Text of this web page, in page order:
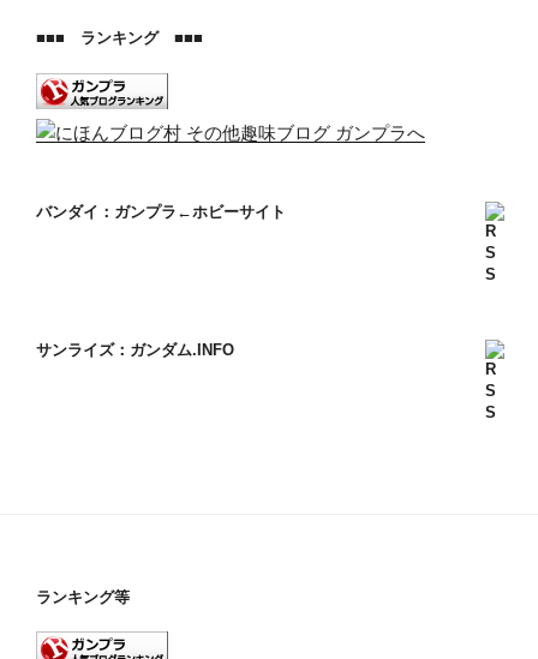
■■■ ランキング ■■■
バンダイ：ガンプラ←ホビーサイト
サンライズ：ガンダム.INFO
ランキング等